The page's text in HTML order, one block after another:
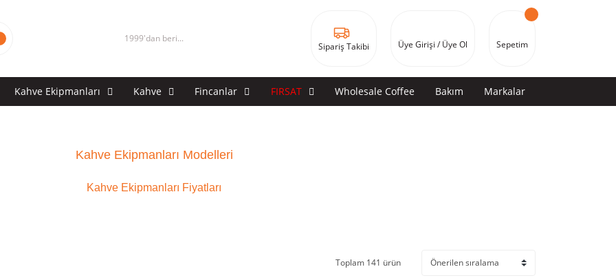
1999'dan beri...
Sipariş Takibi Üye Girişi / Üye Ol Sepetim
Kahve Ekipmanları Kahve Fincanlar FIRSAT Wholesale Coffee Bakım Markalar
Kahve Ekipmanları Modelleri
Kahve Ekipmanları Fiyatları
Toplam 141 ürün